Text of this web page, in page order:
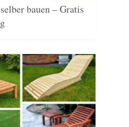
bauen – Gratis